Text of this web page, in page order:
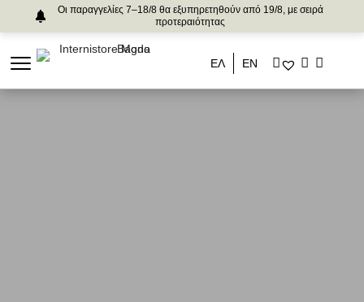
Οι παραγγελίες 7–18/8 θα εξυπηρετηθούν από 19/8, με σειρά
προτεραιότητας
ΕΛ ΕΝ